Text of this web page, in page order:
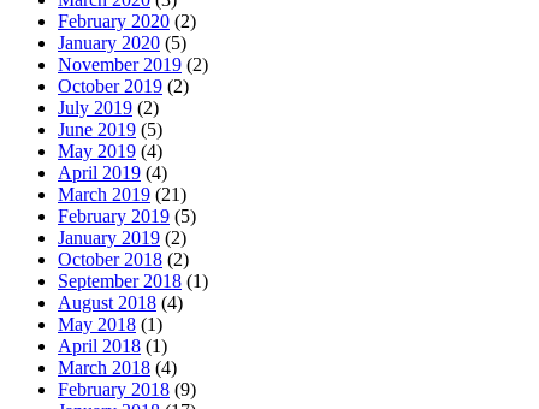
February 2020 (2)
January 2020 (5)
November 2019 (2)
October 2019 (2)
July 2019 (2)
June 2019 (5)
May 2019 (4)
April 2019 (4)
March 2019 (21)
February 2019 (5)
January 2019 (2)
October 2018 (2)
September 2018 (1)
August 2018 (4)
May 2018 (1)
April 2018 (1)
March 2018 (4)
February 2018 (9)